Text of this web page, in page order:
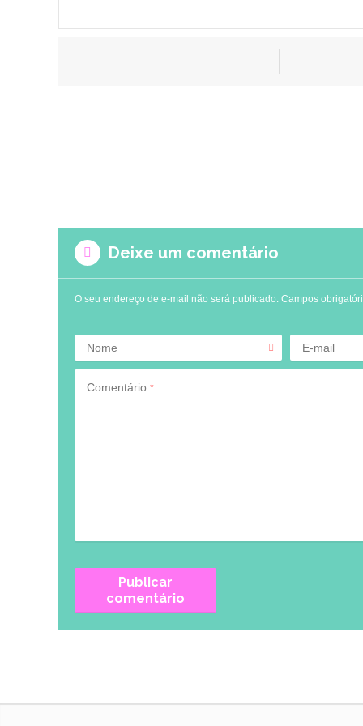
Deixe um comentário
O seu endereço de e-mail não será publicado. Campos
Nome E-mail
Comentário *